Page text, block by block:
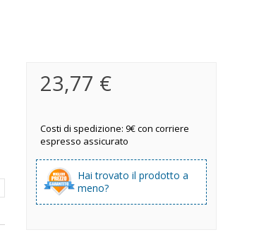
23,77 €
Costi di spedizione: 9€ con corriere
espresso assicurato
Hai trovato il prodotto a
meno?